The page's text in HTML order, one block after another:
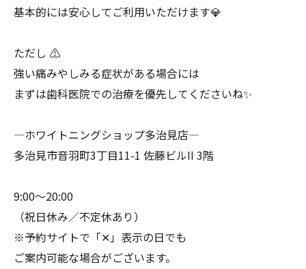
基本的には安心してご利用いただけます💎
ただし ⚠️
強い痛みやしみる症状がある場合には
まずは歯科医院での治療を優先してくださいね✨
―ホワイトニングショップ多治見店―
多治見市音羽町3丁目11-1 佐藤ビルII 3階
9:00〜20:00
（祝日休み／不定休あり）
※予約サイトで「✕」表示の日でも
ご案内可能な場合がございます。